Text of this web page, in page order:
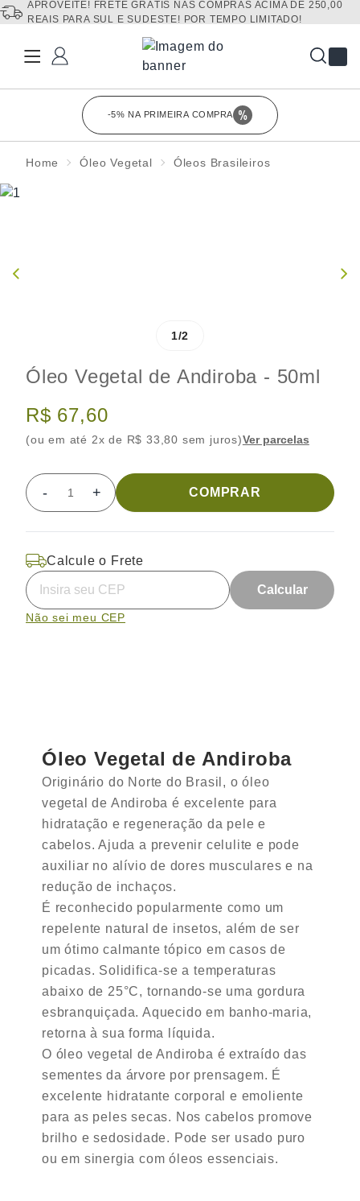
APROVEITE! FRETE GRÁTIS NAS COMPRAS ACIMA DE 250,00
REAIS PARA SUL E SUDESTE! POR TEMPO LIMITADO!
-5% NA PRIMEIRA COMPRA
Home Óleo Vegetal Óleos Brasileiros
1/2
Óleo Vegetal de Andiroba - 50ml
R$ 67,60
(ou em até 2x de R$ 33,80 sem juros)Ver parcelas
-
Quantidade+ COMPRAR
Calcule o Frete
Calcular
Não sei meu CEP
Óleo Vegetal de Andiroba
Originário do Norte do Brasil, o óleo
vegetal de Andiroba é excelente para
hidratação e regeneração da pele e
cabelos. Ajuda a prevenir celulite e pode
auxiliar no alívio de dores musculares e na
redução de inchaços.
É reconhecido popularmente como um
repelente natural de insetos, além de ser
um ótimo calmante tópico em casos de
picadas. Solidifica-se a temperaturas
abaixo de 25°C, tornando-se uma gordura
esbranquiçada. Aquecido em banho-maria,
retorna à sua forma líquida.
O óleo vegetal de Andiroba é extraído das
sementes da árvore por prensagem. É
excelente hidratante corporal e emoliente
para as peles secas. Nos cabelos promove
brilho e sedosidade. Pode ser usado puro
ou em sinergia com óleos essenciais.